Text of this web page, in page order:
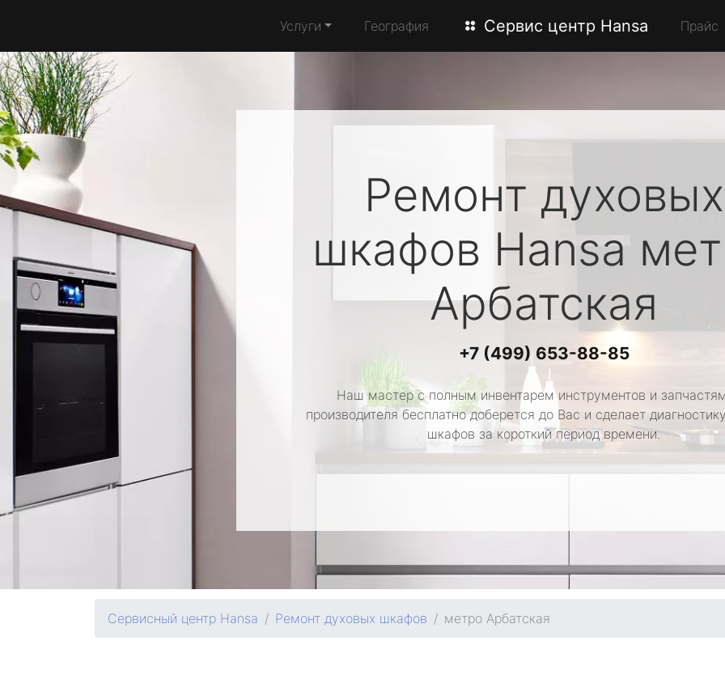
Услуги География Сервис центр Hansa Прайс
Ремонт духовых
шкафов Hansa
Арбатская
+7 (499) 653-88-85
Наш мастер с полным инвентарем инструментов и
производителя бесплатно доберется до Вас и сделает
шкафов за короткий период времени.
Сервисный центр Hansa Ремонт духовых шкафов метро Арбатская